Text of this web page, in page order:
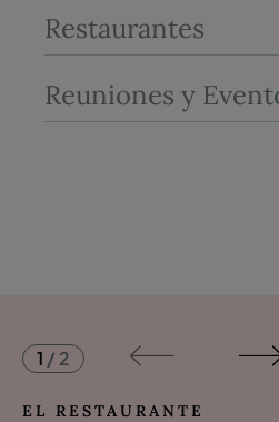
Restaurantes
Reuniones y
EL RESTAURANTE
1 / 2